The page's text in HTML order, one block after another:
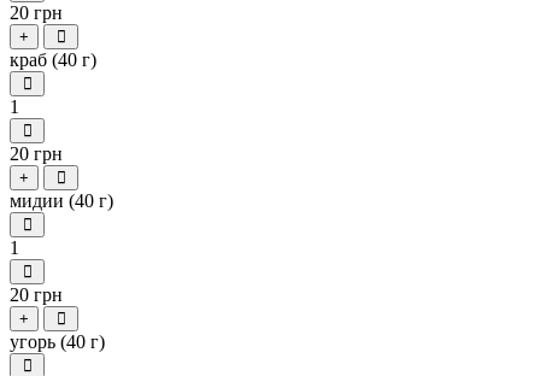
20 грн
+
краб (40 г)
1
20 грн
+
мидии (40 г)
1
20 грн
+
угорь (40 г)